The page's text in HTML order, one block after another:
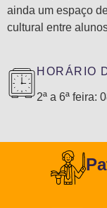
ainda um espaço
cultural entre
HORÁRIO
2ª a 6ª feira: